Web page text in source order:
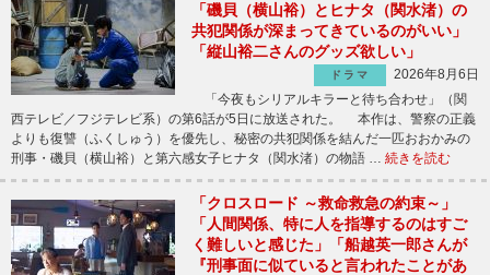
「磯貝（横山裕）とヒナタ（関水渚）の
共犯関係が深まってきているのがいい」
「縦山裕二さんのグッズ欲しい」
ドラマ
2026年8月6日
「今夜もシリアルキラーと待ち合わせ」（関
西テレビ／フジテレビ系）の第6話が5日に放送された。 本作は、警察の正義
よりも復讐（ふくしゅう）を優先し、秘密の共犯関係を結んだ一匹おおかみの
刑事・磯貝（横山裕）と第六感女子ヒナタ（関水渚）の物語 … 続きを読む
「クロスロード ～救命救急の約束～」
「人間関係、特に人を指導するのはすご
く難しいと感じた」「船越英一郎さんが
『刑事面に似ていると言われたことがあ